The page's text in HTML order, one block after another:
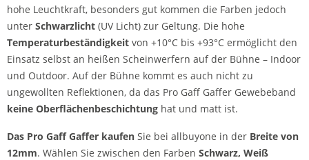
hohe Leuchtkraft, besonders gut kommen die Farben jedoch
unter Schwarzlicht (UV Licht) zur Geltung. Die hohe
Temperaturbeständigkeit von +10°C bis +93°C ermöglicht den
Einsatz selbst an heißen Scheinwerfern auf der Bühne – Indoor
und Outdoor. Auf der Bühne kommt es auch nicht zu
ungewollten Reflektionen, da das Pro Gaff Gaffer Gewebeband
keine Oberflächenbeschichtung hat und matt ist.
Das Pro Gaff Gaffer kaufen Sie bei allbuyone in der Breite von
12mm. Wählen Sie zwischen den Farben Schwarz, Weiß